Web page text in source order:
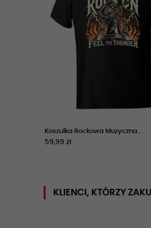
Koszulka Rockowa Muzyczna...
59,99 zł
KLIENCI, KTÓRZY